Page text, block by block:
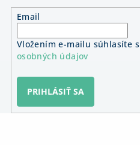
Email
Vložením e-mailu súhlasíte s
osobných údajov
PRIHLÁSIŤ SA